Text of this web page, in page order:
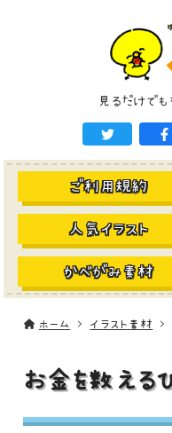
見るだけで
ご利用規約
人気イラスト
かべがみ素材
ホーム イラスト素材
お金を数える